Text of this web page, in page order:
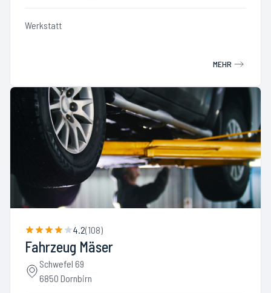
Werkstatt
MEHR
4.2(108)
Fahrzeug Mäser
Schwefel 69
6850 Dornbirn